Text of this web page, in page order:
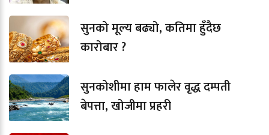
सुनको मूल्य बढ्यो, कतिमा हुँदैछ
कारोबार ?
सुनकोशीमा हाम फालेर वृद्ध दम्पती
बेपत्ता, खोजीमा प्रहरी